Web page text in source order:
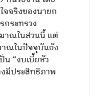
จจริงของนายก
ระทรวง
าณในส่วนนี้ แต่
ณในปัจจุบันยัง
“งบเบี้ยหัว
มีประสิทธิภาพ